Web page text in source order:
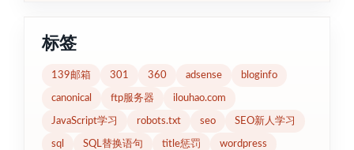
标签
139邮箱 301 360 adsense bloginfo
canonical ftp服务器 ilouhao.com
JavaScript学习 robots.txt seo SEO新人学习
sql SQL替换语句 title惩罚 wordpress